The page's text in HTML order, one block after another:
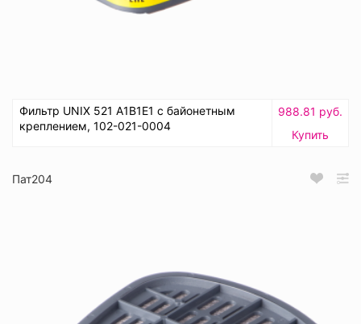
Фильтр UNIX 521 А1В1Е1 с байонетным
креплением, 102-021-0004
988.81 руб.
Купить
Пат204